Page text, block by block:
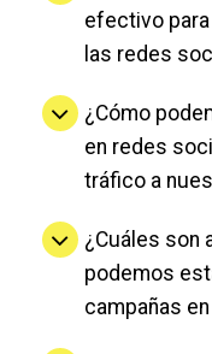
efectivo
las redes
¿Cómo
en redes
tráfico a
¿Cuáles son
podemos
campañas